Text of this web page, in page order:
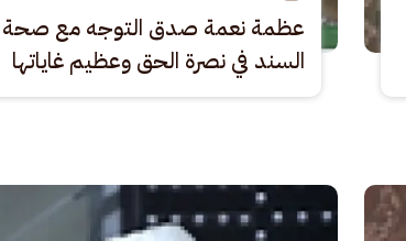
عظمة نعمة صدق التوجه مع صحة
السند في نصرة الحق وعظيم غاياتها
الصورة